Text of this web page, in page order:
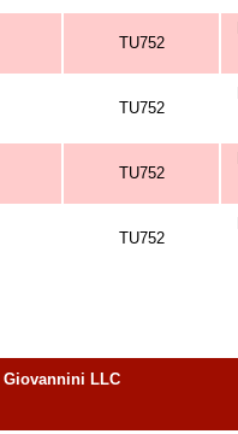
TU752
TU752
TU752
TU752
Giovannini LLC